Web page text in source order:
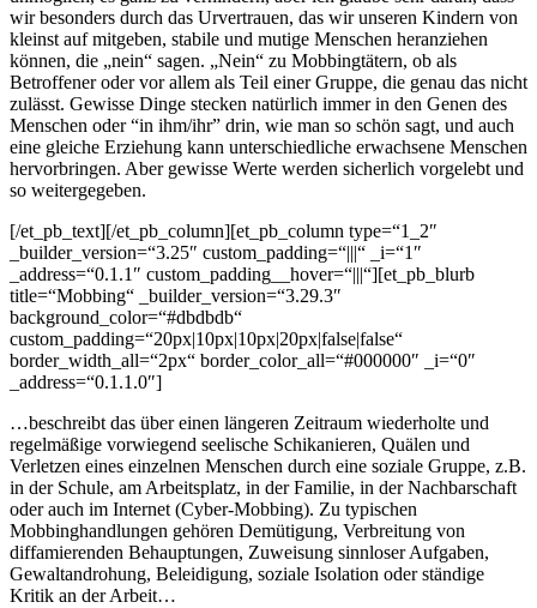
wir besonders durch das Urvertrauen, das wir unseren Kindern von
kleinst auf mitgeben, stabile und mutige Menschen heranziehen
können, die „nein“ sagen. „Nein“ zu Mobbingtätern, ob als
Betroffener oder vor allem als Teil einer Gruppe, die genau das nicht
zulässt. Gewisse Dinge stecken natürlich immer in den Genen des
Menschen oder “in ihm/ihr” drin, wie man so schön sagt, und auch
eine gleiche Erziehung kann unterschiedliche erwachsene Menschen
hervorbringen. Aber gewisse Werte werden sicherlich vorgelebt und
so weitergegeben.
[/et_pb_text][/et_pb_column][et_pb_column type=“1_2″
_builder_version=“3.25″ custom_padding=“|||“ _i=“1″
_address=“0.1.1″ custom_padding__hover=“|||“][et_pb_blurb
title=“Mobbing“ _builder_version=“3.29.3″
background_color=“#dbdbdb“
custom_padding=“20px|10px|10px|20px|false|false“
border_width_all=“2px“ border_color_all=“#000000″ _i=“0″
_address=“0.1.1.0″]
…beschreibt das über einen längeren Zeitraum wiederholte und
regelmäßige vorwiegend seelische Schikanieren, Quälen und
Verletzen eines einzelnen Menschen durch eine soziale Gruppe, z.B.
in der Schule, am Arbeitsplatz, in der Familie, in der Nachbarschaft
oder auch im Internet (Cyber-Mobbing). Zu typischen
Mobbinghandlungen gehören Demütigung, Verbreitung von
diffamierenden Behauptungen, Zuweisung sinnloser Aufgaben,
Gewaltandrohung, Beleidigung, soziale Isolation oder ständige
Kritik an der Arbeit…